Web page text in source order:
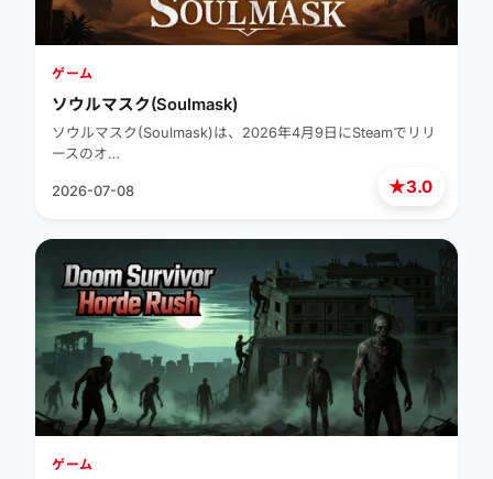
★3.0
ゲーム
ソウルマスク(Soulmask)
ソウルマスク(Soulmask)は、2026年4月9日にSteamでリリ
ースのオ…
2026-07-08
ゲーム